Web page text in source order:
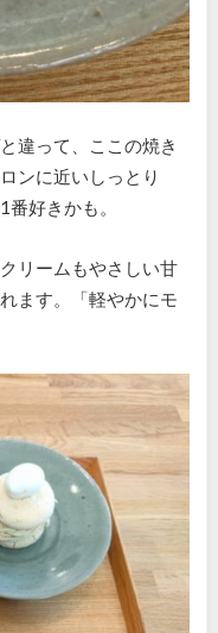
違って、ここの焼き
ンに近いしっとり
好きかも。
リームもやさしい甘
ます。「軽やかにモ